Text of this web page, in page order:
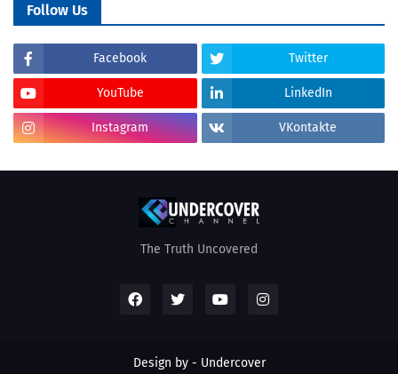
Follow Us
Facebook Twitter
YouTube LinkedIn
Instagram VKontakte
The Truth Uncovered
Design by - Undercover